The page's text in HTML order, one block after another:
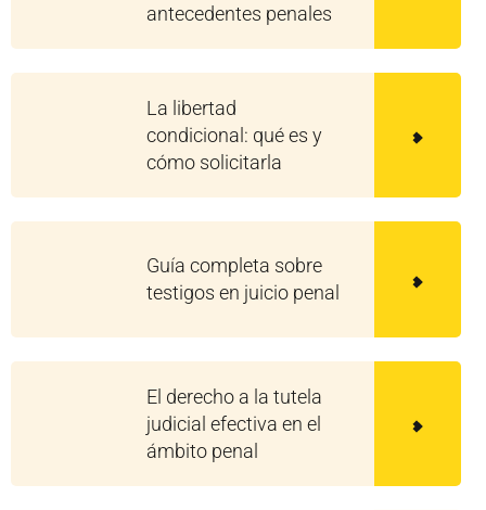
antecedentes penales
La libertad
condicional: qué es y
cómo solicitarla
Guía completa sobre
testigos en juicio penal
El derecho a la tutela
judicial efectiva en el
ámbito penal